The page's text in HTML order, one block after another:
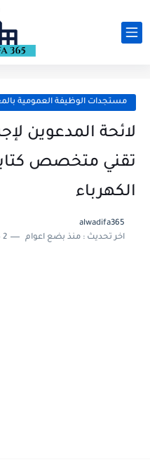
مستجدات الوظيفة العمومية بالمغرب
تقني متخصص
الكهرباء
alwadifa365
اخر تحديث :منذ بضع اعوام 2 دقائق للقراءة